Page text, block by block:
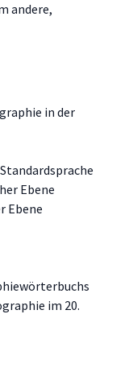
andere,
in der
Ebene
Ebene
im 20.